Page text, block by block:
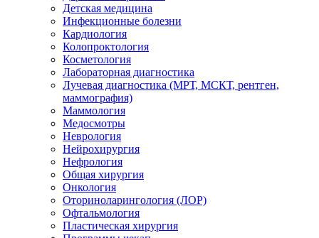
Детская медицина
Инфекционные болезни
Кардиология
Колопроктология
Косметология
Лабораторная диагностика
Лучевая диагностика (МРТ, МСКТ, рентген,
маммография)
Маммология
Медосмотры
Неврология
Нейрохирургия
Нефрология
Общая хирургия
Онкология
Оториноларингология (ЛОР)
Офтальмология
Пластическая хирургия